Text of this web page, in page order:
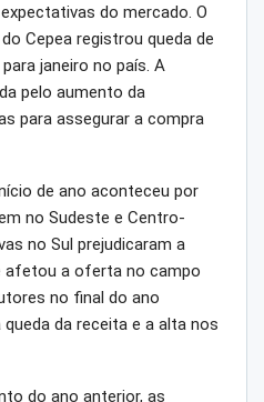
do mercado. O
Cepea registrou queda de
janeiro no país. A
pelo aumento da
para assegurar a compra
de ano aconteceu por
no Sudeste e Centro-
no Sul prejudicaram a
afetou a oferta no campo
no final do ano
da receita e a alta nos
do ano anterior, as